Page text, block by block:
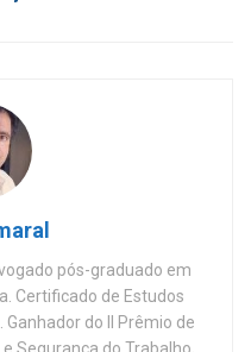
pós-graduado em
Certificado de Estudos
do II Prêmio de
Segurança do Trabalho,